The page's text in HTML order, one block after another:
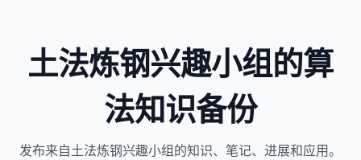
土法炼钢兴趣小组的算
法知识备份
发布来自土法炼钢兴趣小组的知识、笔记、进展和应用。